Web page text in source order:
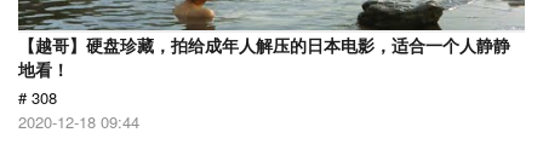
【越哥】硬盘珍藏，拍给成年人解压的日本电影，适合一个人静静
地看！
# 308
2020-12-18 09:44